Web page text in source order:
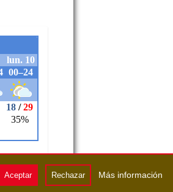
Aceptar Rechazar Más información